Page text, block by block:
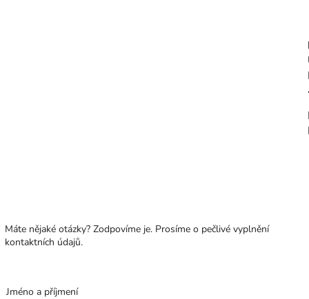
Máte nějaké otázky? Zodpovíme je. Prosíme o pečlivé vyplnění
kontaktních údajů.
Jméno a příjmení